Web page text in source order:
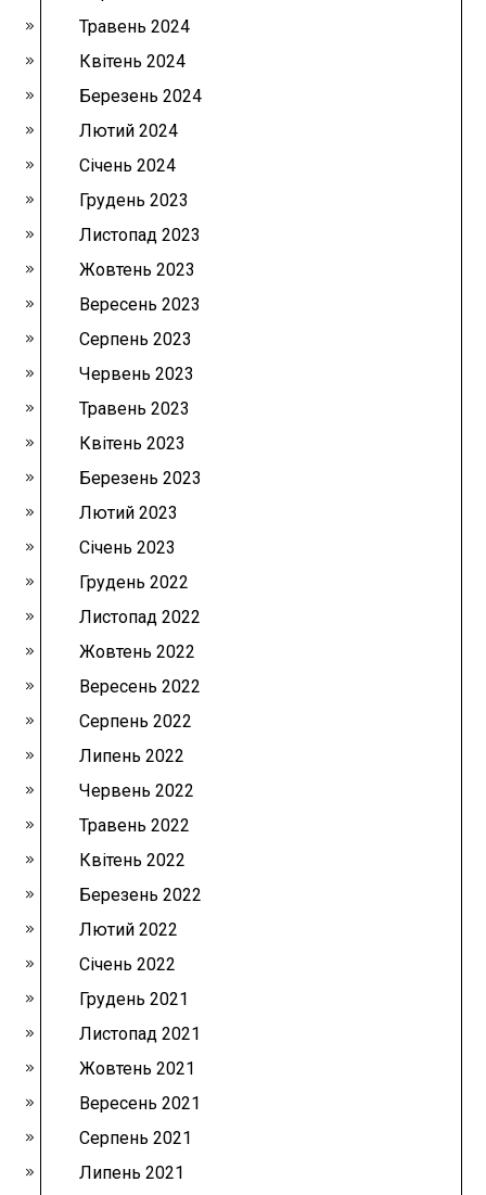
Травень 2024
Квітень 2024
Березень 2024
Лютий 2024
Січень 2024
Грудень 2023
Листопад 2023
Жовтень 2023
Вересень 2023
Серпень 2023
Червень 2023
Травень 2023
Квітень 2023
Березень 2023
Лютий 2023
Січень 2023
Грудень 2022
Листопад 2022
Жовтень 2022
Вересень 2022
Серпень 2022
Липень 2022
Червень 2022
Травень 2022
Квітень 2022
Березень 2022
Лютий 2022
Січень 2022
Грудень 2021
Листопад 2021
Жовтень 2021
Вересень 2021
Серпень 2021
Липень 2021